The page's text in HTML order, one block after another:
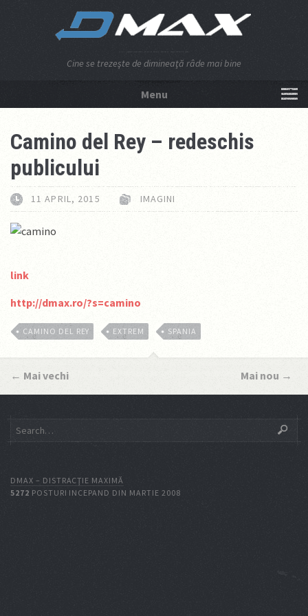
Cine se trezeşte de dimineaţă râde mai bine
Menu
Camino del Rey – redeschis
publicului
11 APRIL, 2015 IMAGINI
link
http://dmax.ro/?s=camino
CAMINO DEL REY EXTREM SPANIA
← Mai vechi Mai nou →
DMAX – DISTRACŢIE MAXIMĂ
5272 POSTURI INCEPAND DIN MARTIE 2008